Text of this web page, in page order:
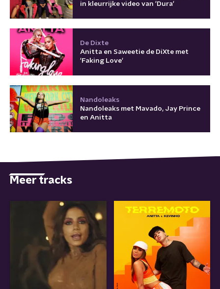
in kleurrijke video van 'Dura'
De Dixte
Anitta en Saweetie de DiXte met
'Faking Love'
Nandoleaks
Nandoleaks met Mavado, Jay Prince
en Anitta
Meer tracks